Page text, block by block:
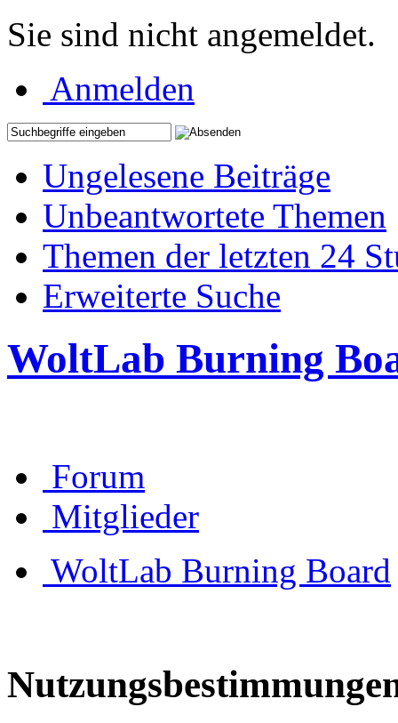
Sie sind nicht angemeldet.
Anmelden
Ungelesene Beiträge
Unbeantwortete Themen
Themen der letzten 24
Erweiterte Suche
WoltLab Burning
Forum
Mitglieder
WoltLab Burning Board